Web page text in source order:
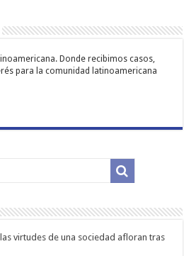
Donde recibimos casos,
para la comunidad latinoamericana
virtudes de una sociedad afloran tras